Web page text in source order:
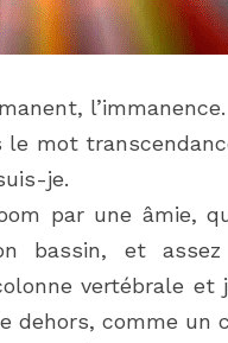
le mot
je.
par une âmie,
bassin, et assez
vertébrale et
dehors, comme un